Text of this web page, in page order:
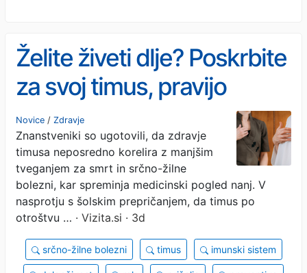
Želite živeti dlje? Poskrbite
za svoj timus, pravijo
strokovnjaki
Novice / Zdravje
Znanstveniki so ugotovili, da zdravje
timusa neposredno korelira z manjšim
tveganjem za smrt in srčno-žilne
bolezni, kar spreminja medicinski pogled nanj. V
nasprotju s šolskim prepričanjem, da timus po
otroštvu … · Vizita.si · 3d
srčno-žilne bolezni timus imunski sistem